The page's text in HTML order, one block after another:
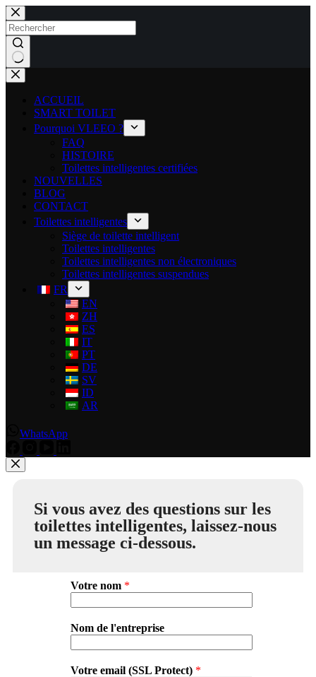
ACCUEIL
SMART TOILET
Pourquoi VLEEO ?
FAQ
HISTOIRE
Toilettes intelligentes certifiées
NOUVELLES
BLOG
CONTACT
Toilettes intelligentes
Siège de toilette intelligent
Toilettes intelligentes
Toilettes intelligentes non électroniques
Toilettes intelligentes suspendues
FR
EN
ZH
ES
IT
PT
DE
SV
ID
AR
WhatsApp
Si vous avez des questions sur les
toilettes intelligentes, laissez-nous
un message ci-dessous.
Votre nom *
Nom de l'entreprise
Votre email (SSL Protect) *